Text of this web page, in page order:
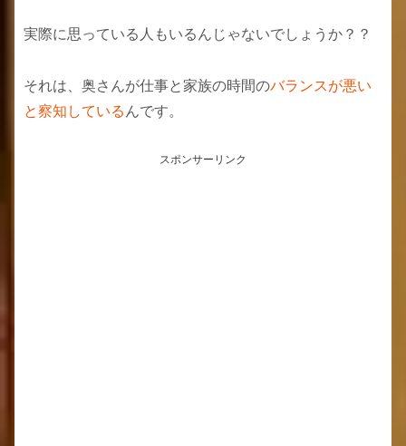
実際に思っている人もいるんじゃないでしょうか？？
それは、奥さんが仕事と家族の時間のバランスが悪い
と察知している んです。
スポンサーリンク